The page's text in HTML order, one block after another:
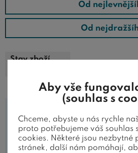
Postele 120x200 cm jsou ideální
také do menších bytů,
univerzální lůžka pro hosty.
Objevte nabídku postelí na
klidný spánek, jaký si zasloužíte!
Od
Od
Stav zboží
Tomuto filtru ve
neodpovídá žádný
Aby vše
(souhlas s
Chceme, abyste u nás rychle
proto potřebujeme váš souhlas
cookies. Některé jsou nezbytné
stránek, další nám pomáhají,